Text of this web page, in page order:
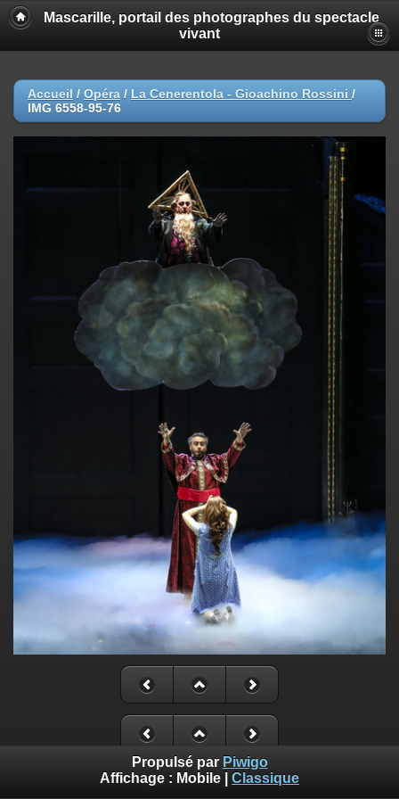
Mascarille, portail des photographes du spectacle
vivant
Accueil / Opéra / La Cenerentola - Gioachino Rossini /
IMG 6558-95-76
Propulsé par Piwigo
Affichage : Mobile Classique